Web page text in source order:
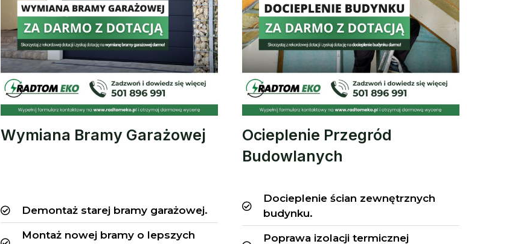
Wymiana Bramy Garażowej
Demontaż starej bramy garażowej.
Montaż nowej bramy o lepszych
Ocieplenie Przegród
Budowlanych
Docieplenie ścian zewnętrznych
budynku.
Poprawa izolacji termicznej